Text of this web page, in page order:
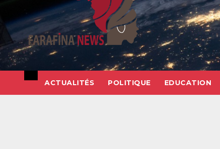
ACTUALITÉS POLITIQUE EDUCATION